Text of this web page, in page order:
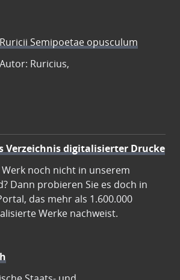
Ruricii Semipoetae opusculum
Autor: Ruricius,
Verzeichnis digitalisierter Drucke
noch nicht in unserem
Dann probieren Sie es doch in
das mehr als 1.600.000
Werke nachweist.